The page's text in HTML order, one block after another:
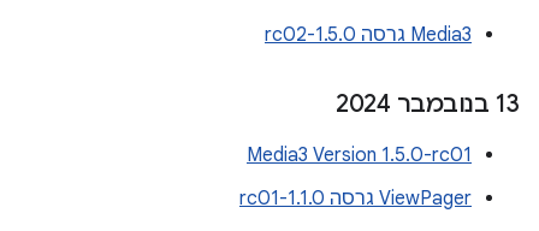
Media3 גרסה 1.5.0-rc02
‫13 בנובמבר 2024
Media3 Version 1.5.0-rc01
ViewPager גרסה 1.1.0-rc01